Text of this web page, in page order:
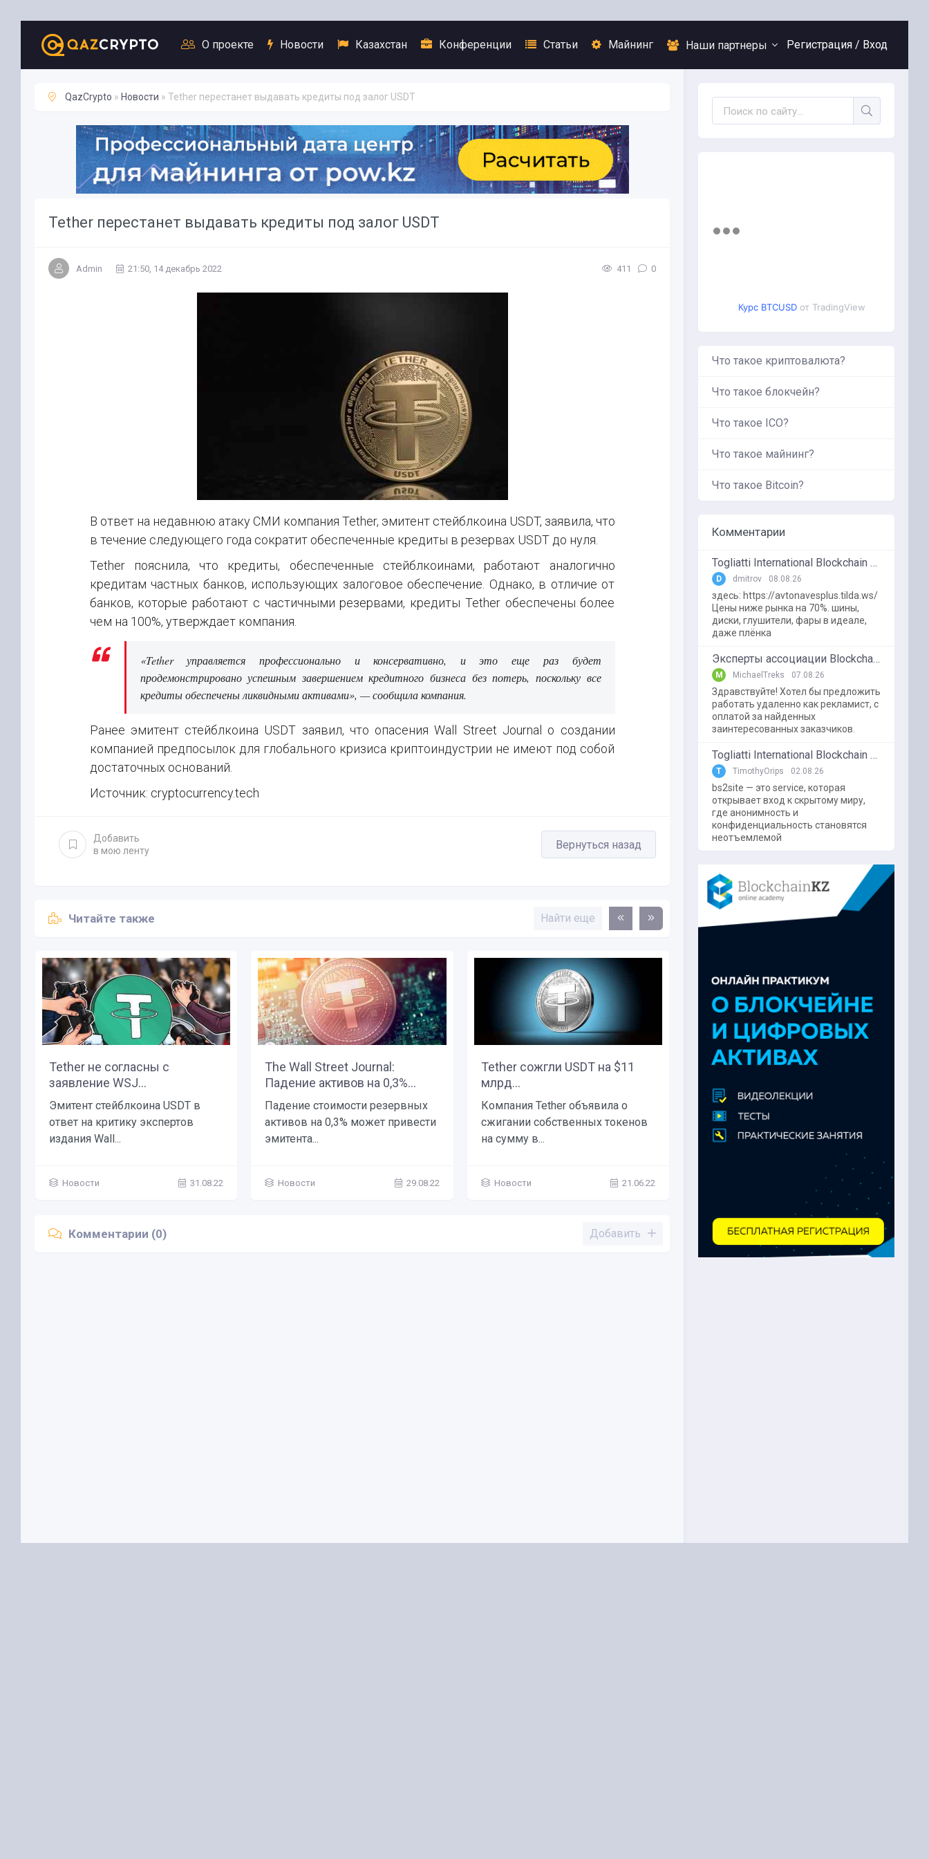
О проекте Новости Казахстан Конференции Статьи Майнинг Наши партнеры Регистрация / Вход
QazCrypto » Новости » Tether перестанет выдавать кредиты под залог USDT
Tether перестанет выдавать кредиты под залог USDT
Новости
Admin 21:50, 14 декабрь 2022 411 0
В ответ на недавнюю атаку СМИ компания Tether, эмитент стейблкоина USDT, заявила, что
в течение следующего года сократит обеспеченные кредиты в резервах USDT до нуля.
Tether пояснила, что кредиты, обеспеченные стейблкоинами, работают аналогично
кредитам частных банков, использующих залоговое обеспечение. Однако, в отличие от
банков, которые работают с частичными резервами, кредиты Tether обеспечены более
чем на 100%, утверждает компания.
«Tether управляется профессионально и консервативно, и это еще раз будет
продемонстрировано успешным завершением кредитного бизнеса без потерь, поскольку все
кредиты обеспечены ликвидными активами», — сообщила компания.
Ранее эмитент стейблкоина USDT заявил, что опасения Wall Street Journal о создании
компанией предпосылок для глобального кризиса криптоиндустрии не имеют под собой
достаточных оснований.
Источник: cryptocurrency.tech
Добавить
в мою ленту
Вернуться назад
Читайте также Найти еще
Tether не согласны с
заявление WSJ...
Эмитент стейблкоина USDT в
ответ на критику экспертов
издания Wall...
Новости 31.08.22
The Wall Street Journal:
Падение активов на 0,3%...
Падение стоимости резервных
активов на 0,3% может привести
эмитента...
Новости 29.08.22
Tether сожгли USDT на $11
млрд...
Компания Tether объявила о
сжигании собственных токенов
на сумму в...
Новости 21.06.22
Bloomberg: Tether дает
Эмитент стейблкоина Tether
предоставил заем на $1 млрд
сервису...
07.10.21
Комментарии (0) Добавить
Курс BTCUSD от TradingView
Что такое криптовалюта?
Что такое блокчейн?
Что такое ICO?
Что такое майнинг?
Что такое Bitcoin?
Комментарии
Togliatti International Blockchain Forum
D dmitrov 08.08.26
здесь: https://avtonavesplus.tilda.ws/
Цены ниже рынка на 70%. шины,
диски, глушители, фары в идеале,
даже плёнка
Эксперты ассоциации BlockchainKZ были приглашенный в г. Туркестан на межрегиональный форум "Финансовая безопастность в эпоху цифровизации и ИИ"
M MichaelTreks 07.08.26
Здравствуйте! Хотел бы предложить
работать удаленно как рекламист, с
оплатой за найденных
заинтересованных заказчиков.
Togliatti International Blockchain Forum
T TimothyOrips 02.08.26
bs2site — это service, которая
открывает вход к скрытому миру,
где анонимность и
конфиденциальность становятся
неотъемлемой